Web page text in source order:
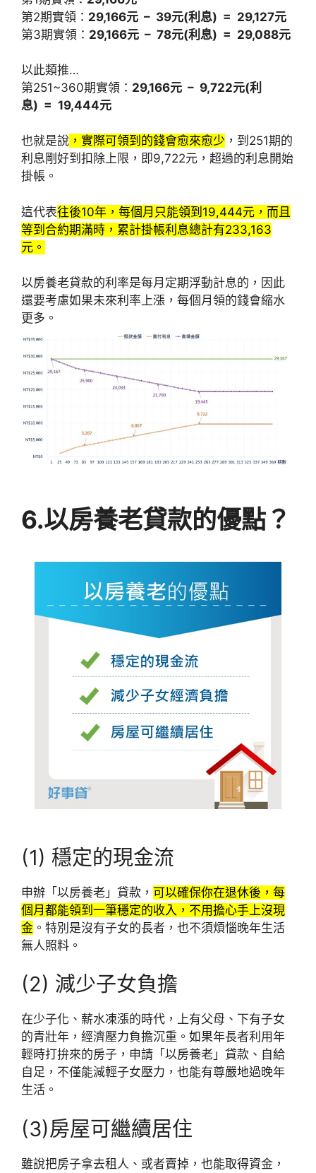
第2期實領： 29,166元 – 39元(利息) = 29,127元
第3期實領： 29,166元 – 78元(利息) = 29,088元
以此類推…
第251~360期實領： 29,166元 – 9,722元(利
息) = 19,444元
也就是說 ，實際可領到的錢會愈來愈少 ，到251期的
利息剛好到扣除上限，即9,722元，超過的利息開始
掛帳。
這代表往後10年，每個月只能領到19,444元，而且
等到合約期滿時，累計掛帳利息總計有233,163
元。
以房養老貸款的利率是每月定期浮動計息的，因此
還要考慮如果未來利率上漲，每個月領的錢會縮水
更多。
6.以房養老貸款的優點？
(1) 穩定的現金流
申辦「以房養老」貸款， 可以確保你在退休後，每
個月都能領到一筆穩定的收入，不用擔心手上沒現
金 。特別是沒有子女的長者，也不須煩惱晚年生活
無人照料。
(2) 減少子女負擔
在少子化、薪水凍漲的時代，上有父母、下有子女
的青壯年，經濟壓力負擔沉重。如果年長者利用年
輕時打拚來的房子，申請「以房養老」貸款、自給
自足，不僅能減輕子女壓力，也能有尊嚴地過晚年
生活。
(3)房屋可繼續居住
雖說把房子拿去租人、或者賣掉，也能取得資金，